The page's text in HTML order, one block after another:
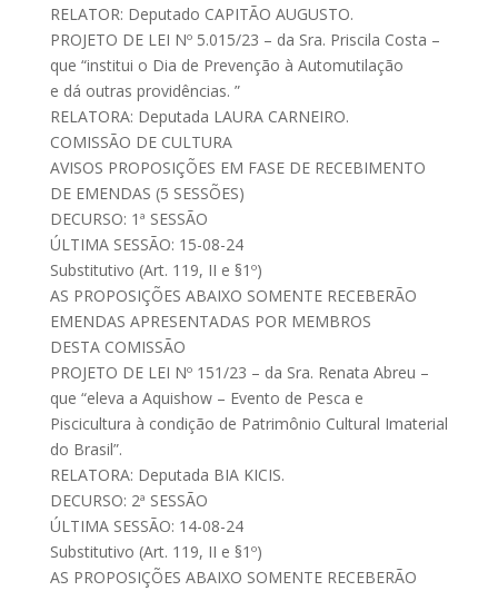
RELATOR: Deputado CAPITÃO AUGUSTO.
PROJETO DE LEI Nº 5.015/23 – da Sra. Priscila Costa –
que “institui o Dia de Prevenção à Automutilação
e dá outras providências. ”
RELATORA: Deputada LAURA CARNEIRO.
COMISSÃO DE CULTURA
AVISOS PROPOSIÇÕES EM FASE DE RECEBIMENTO
DE EMENDAS (5 SESSÕES)
DECURSO: 1ª SESSÃO
ÚLTIMA SESSÃO: 15-08-24
Substitutivo (Art. 119, II e §1º)
AS PROPOSIÇÕES ABAIXO SOMENTE RECEBERÃO
EMENDAS APRESENTADAS POR MEMBROS
DESTA COMISSÃO
PROJETO DE LEI Nº 151/23 – da Sra. Renata Abreu –
que “eleva a Aquishow – Evento de Pesca e
Piscicultura à condição de Patrimônio Cultural Imaterial
do Brasil”.
RELATORA: Deputada BIA KICIS.
DECURSO: 2ª SESSÃO
ÚLTIMA SESSÃO: 14-08-24
Substitutivo (Art. 119, II e §1º)
AS PROPOSIÇÕES ABAIXO SOMENTE RECEBERÃO